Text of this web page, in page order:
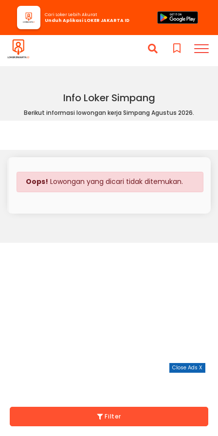
Info Loker Simpang
Berikut informasi lowongan kerja Simpang Agustus 2026.
Cari Loker Lebih Akurat
Unduh Aplikasi LOKER JAKARTA ID
Oops! Lowongan yang dicari tidak ditemukan.
Close Ads X
Filter